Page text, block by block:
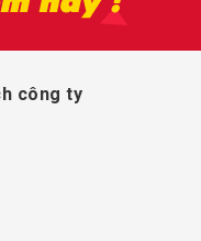
công ty